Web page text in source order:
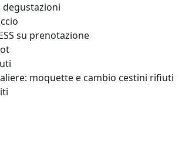
degustazioni
su prenotazione
moquette e cambio cestini rifiuti